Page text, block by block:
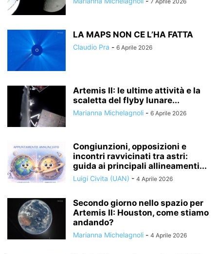
LA MAPS NON CE L’HA FATTA
Claudio Pra - 6 Aprile 2026
Artemis II: le ultime attività e la
scaletta del flyby lunare...
Marianna Michelagnoli - 6 Aprile 2026
Congiunzioni, opposizioni e
incontri ravvicinati tra astri:
guida ai principali allineamenti...
Luigi Civita (UAN) - 4 Aprile 2026
Secondo giorno nello spazio per
Artemis II: Houston, come stiamo
andando?
Marianna Michelagnoli - 4 Aprile 2026